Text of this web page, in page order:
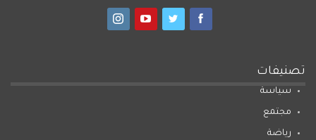
تصنيفات
سياسة
مجتمع
رياضة